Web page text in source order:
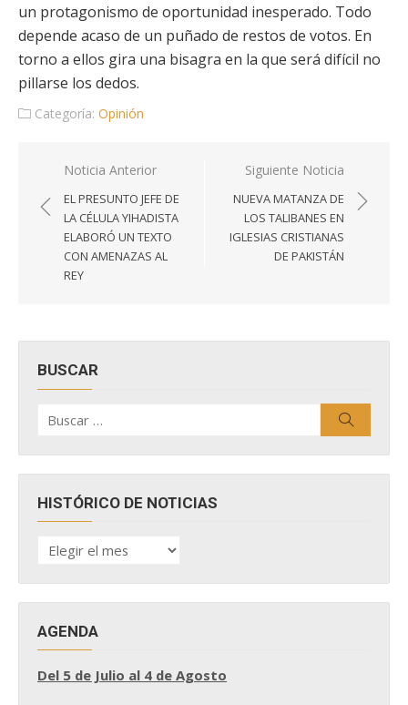
un protagonismo de oportunidad inesperado. Todo
depende acaso de un puñado de restos de votos. En
torno a ellos gira una bisagra en la que será difícil no
pillarse los dedos.
Categoría: Opinión
Navegación
de
entradas
Noticia Anterior
EL PRESUNTO JEFE DE
LA CÉLULA YIHADISTA
ELABORÓ UN TEXTO
CON AMENAZAS AL
REY
Siguiente Noticia
NUEVA MATANZA DE
LOS TALIBANES EN
IGLESIAS CRISTIANAS
DE PAKISTÁN
BUSCAR
por:
HISTÓRICO DE NOTICIAS
HISTÓRICO
DE
AGENDA
Del 5 de Julio al 4 de Agosto